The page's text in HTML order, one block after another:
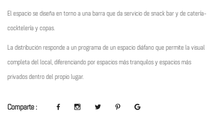
El espacio se diseña en torno a una barra que da servicio de snack bar y de catería-
cocktelería y copas.
La distribución responde a un programa de un espacio diáfano que permite la visual
completa del local, diferenciando por espacios más tranquilos y espacios más
privados dentro del propio lugar.
Comparte :